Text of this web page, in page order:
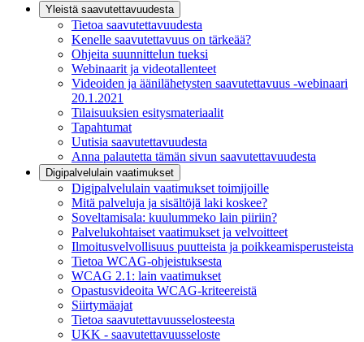
Yleistä saavutettavuudesta
Tietoa saavutettavuudesta
Kenelle saavutettavuus on tärkeää?
Ohjeita suunnittelun tueksi
Webinaarit ja videotallenteet
Videoiden ja äänilähetysten saavutettavuus -webinaari
20.1.2021
Tilaisuuksien esitysmateriaalit
Tapahtumat
Uutisia saavutettavuudesta
Anna palautetta tämän sivun saavutettavuudesta
Digipalvelulain vaatimukset
Digipalvelulain vaatimukset toimijoille
Mitä palveluja ja sisältöjä laki koskee?
Soveltamisala: kuulummeko lain piiriin?
Palvelukohtaiset vaatimukset ja velvoitteet
Ilmoitusvelvollisuus puutteista ja poikkeamisperusteista
Tietoa WCAG-ohjeistuksesta
WCAG 2.1: lain vaatimukset
Opastusvideoita WCAG-kriteereistä
Siirtymäajat
Tietoa saavutettavuusselosteesta
UKK - saavutettavuusseloste